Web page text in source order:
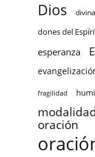
Dios
dones del
esperanza
fragilidad
oración